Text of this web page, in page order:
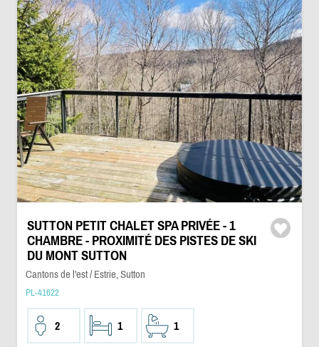
SUTTON PETIT CHALET SPA PRIVÉE - 1
CHAMBRE - PROXIMITÉ DES PISTES DE SKI
DU MONT SUTTON
Cantons de l'est / Estrie, Sutton
PL-41622
2 1 1